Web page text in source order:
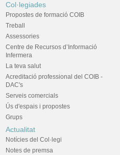
Col·legiades
Propostes de formació COIB
Treball
Assessories
Centre de Recursos d’Informació
Infermera
La teva salut
Acreditació professional del COIB -
DAC's
Serveis comercials
Ús d'espais i propostes
Grups
Actualitat
Notícies del Col·legi
Notes de premsa